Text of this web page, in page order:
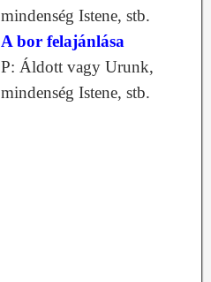
mindenség Istene, stb.
A bor felajánlása
P: Áldott vagy Urunk,
mindenség Istene, stb.